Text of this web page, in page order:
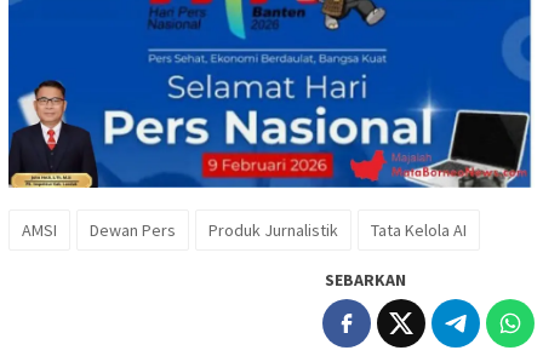
AMSI Dewan Pers Produk Jurnalistik Tata Kelola AI
SEBARKAN